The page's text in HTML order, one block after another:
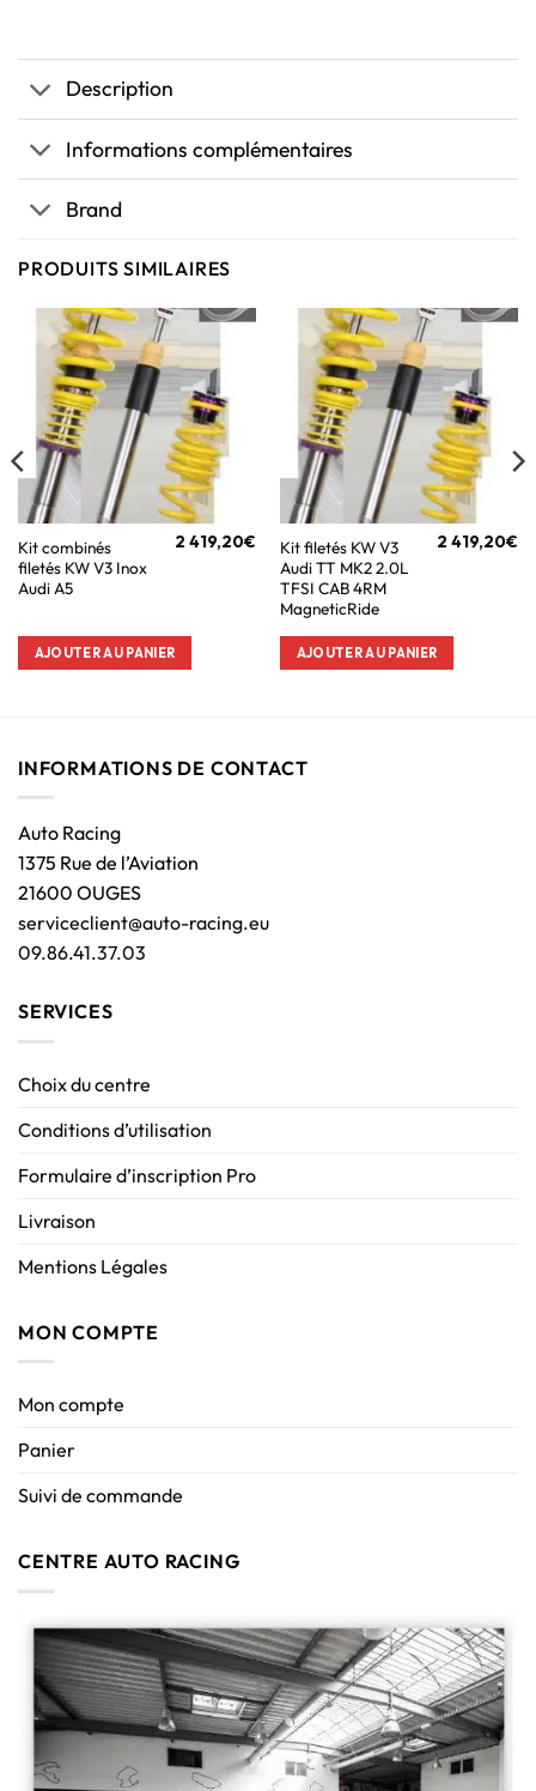
Description
Informations complémentaires
Brand
PRODUITS SIMILAIRES
Kit combinés
filetés KW V3 Inox
Audi A5
2 419,20€
AJOUTER AU PANIER
Kit filetés KW V3
Audi TT MK2 2.0L
TFSI CAB 4RM
MagneticRide
2 419,20€
AJOUTER AU PANIER
INFORMATIONS DE CONTACT
Auto Racing
1375 Rue de l’Aviation
21600 OUGES
serviceclient@auto-racing.eu
09.86.41.37.03
SERVICES
Choix du centre
Conditions d’utilisation
Formulaire d’inscription Pro
Livraison
Mentions Légales
MON COMPTE
Mon compte
Panier
Suivi de commande
CENTRE AUTO RACING